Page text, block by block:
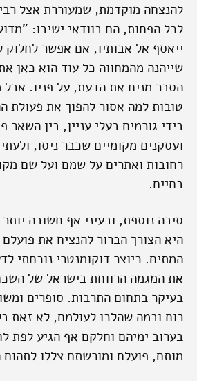
להנצחה מוקדמת, שמעוררת אצל
לכל הפחות, הם בוודאי ישיבו:
ייאסף אל אבותיו, אם אפשר לחלוק
שייהנה מהמחווה כל עוד הוא כאן
הסבר מניח את הדעת, על פניו. אבל
טובות למה אסור להפוך את פעולת
בידי גורמים בעלי עניין, בין השאר
ועסקנים מקומיים שכבר ניסו,
רחובות ואתרים על שמם ועל שם
בחיים.
סיבה נוספת, ובעיני אף חשובה
היא הצורך הברור להנציח את
המתים. כיוצר דוקומנטרי נוכחתי
את המגמה הרווחת בישראל של
בעיקר בתחום התרבות. סופרים
רוח ובמה שהלכו לעולמם, לא זאת
בערוב ימיהם וחלקם אף הגיע לפת
מותם, פועלם ומורשתם צללו לתהום